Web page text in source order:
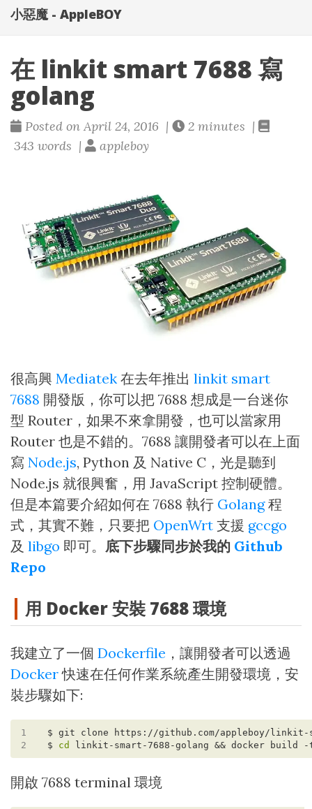
小惡魔 - AppleBOY
在 linkit smart 7688 寫
golang
Posted on April 24, 2016 |
2 minutes |
343 words |
appleboy
很高興 Mediatek 在去年推出 linkit smart
7688 開發版，你可以把 7688 想成是一台迷你
型 Router，如果不來拿開發，也可以當家用
Router 也是不錯的。7688 讓開發者可以在上面
寫 Node.js, Python 及 Native C，光是聽到
Node.js 就很興奮，用 JavaScript 控制硬體。
但是本篇要介紹如何在 7688 執行 Golang程
式，其實不難，只要把 OpenWrt 支援 gccgo
及 libgo 即可。 底下步驟同步於我的 Github
Repo
用 Docker 安裝 7688 環境
我建立了一個 Dockerfile ，讓開發者可以透過
Docker快速在任何作業系統產生開發環境，安
裝步驟如下:
1
2
$ cd
開啟 7688 terminal 環境